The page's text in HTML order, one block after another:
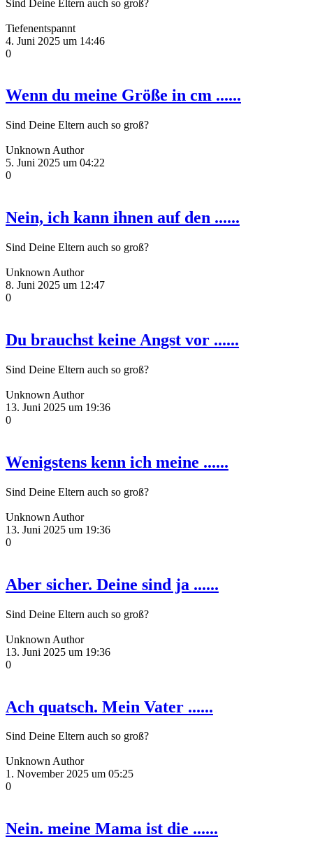
Sind Deine Eltern auch so groß?
Tiefenentspannt
4. Juni 2025 um 14:46
0
Wenn du meine Größe in cm ......
Sind Deine Eltern auch so groß?
Unknown Author
5. Juni 2025 um 04:22
0
Nein, ich kann ihnen auf den ......
Sind Deine Eltern auch so groß?
Unknown Author
8. Juni 2025 um 12:47
0
Du brauchst keine Angst vor ......
Sind Deine Eltern auch so groß?
Unknown Author
13. Juni 2025 um 19:36
0
Wenigstens kenn ich meine ......
Sind Deine Eltern auch so groß?
Unknown Author
13. Juni 2025 um 19:36
0
Aber sicher. Deine sind ja ......
Sind Deine Eltern auch so groß?
Unknown Author
13. Juni 2025 um 19:36
0
Ach quatsch. Mein Vater ......
Sind Deine Eltern auch so groß?
Unknown Author
1. November 2025 um 05:25
0
Nein. meine Mama ist die ......